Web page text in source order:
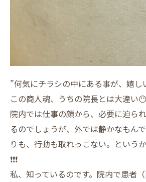
”何気にチラシの中にある事が、嬉
この商人魂、うちの院長とは大違い😶
院内では仕事の顔から、必要に迫ら
るのでしょうが、外では静かなもん
りも、行動も取れっこない。という
❗️❗️❗️
私、知っているのです。院内で患者